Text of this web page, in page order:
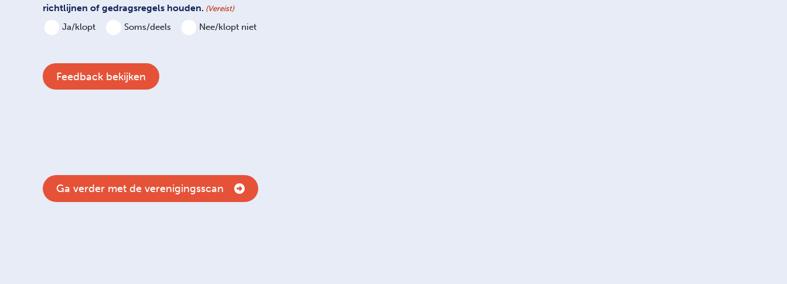
richtlijnen of gedragsregels houden. (Vereist)
Ja/klopt Soms/deels Nee/klopt niet
Ga verder met de verenigingsscan